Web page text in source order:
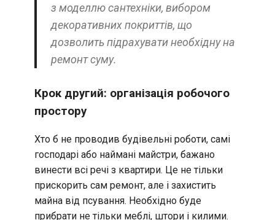
з моделлю сантехніки, вибором
декоративних покриттів, що
дозволить підрахувати необхідну на
ремонт суму.
Крок другий: організація робочого
простору
Хто б не проводив будівельні роботи, самі
господарі або наймані майстри, бажано
винести всі речі з квартири. Це не тільки
прискорить сам ремонт, але і захистить
майна від псування. Необхідно буде
прибрати не тільки меблі, штори і килими.